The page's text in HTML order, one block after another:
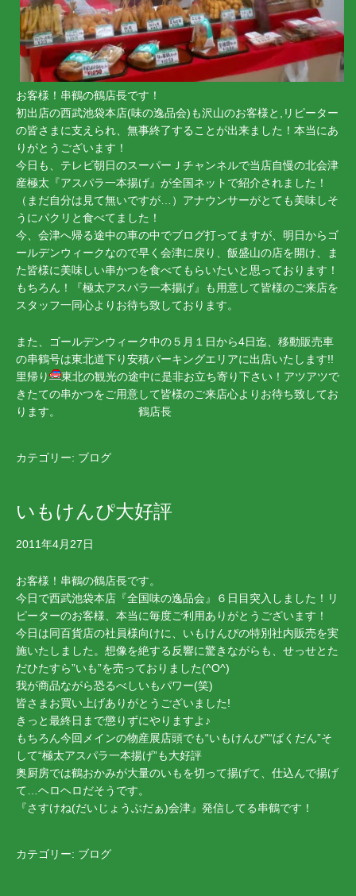
お客様！串鶴の鶴店長です！
初出店の西武池袋本店(味の逸品会)も沢山のお客様と,リピーター
の皆さまに支えられ、無事終了することが出来ました！本当にあ
りがとうございます！
今日も、テレビ朝日のスーパーＪチャンネルで当店自慢の北会津
産極太『アスパラ一本揚げ』が全国ネットで紹介されました！
（まだ自分は見て無いですが…）アナウンサーがとても美味しそ
うにパクリと食べてました！
今、会津へ帰る途中の車の中でブログ打ってますが、明日からゴ
ールデンウィークなので早く会津に戻り、飯盛山の店を開け、ま
た皆様に美味しい串かつを食べてもらいたいと思っております！
もちろん！『極太アスパラ一本揚げ』も用意して皆様のご来店を
スタッフ一同心よりお待ち致しております。
また、ゴールデンウィーク中の５月１日から4日迄、移動販売車
の串鶴号は東北道下り安積パーキングエリアに出店いたします!!
里帰り
東北の観光の途中に是非お立ち寄り下さい！アツアツで
きたての串かつをご用意して皆様のご来店心よりお待ち致してお
ります。 鶴店長
カテゴリー: ブログ
いもけんぴ大好評
2011年4月27日
お客様！串鶴の鶴店長です。
今日で西武池袋本店『全国味の逸品会』６日目突入しました！リ
ピーターのお客様、本当に毎度ご利用ありがとうございます！
今日は同百貨店の社員様向けに、いもけんぴの特別社内販売を実
施いたしました。想像を絶する反響に驚きながらも、せっせとた
だひたすら”いも”を売っておりました(^O^)ゝ
我が商品ながら恐るべしいもパワー(笑)
皆さまお買い上げありがとうございました!
きっと最終日まで懲りずにやりますよ♪
もちろん今回メインの物産展店頭でも“いもけんぴ”“ばくだん”そ
して“極太アスパラ一本揚げ”も大好評
奥厨房では鶴おかみが大量のいもを切って揚げて、仕込んで揚げ
て…ヘロヘロだそうです。
『さすけね(だいじょうぶだぁ)会津』発信してる串鶴です！
カテゴリー: ブログ